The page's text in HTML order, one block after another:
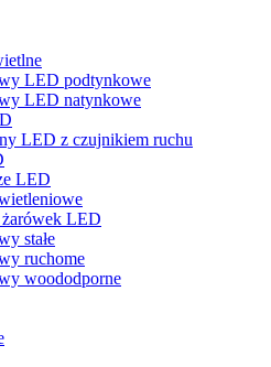
LED podtynkowe
LED natynkowe
LED z czujnikiem ruchu
LED
LED
stałe
ruchome
woododporne